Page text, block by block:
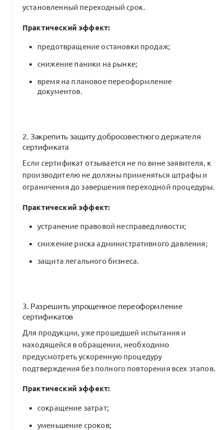
установленный переходный срок.
Практический эффект:
предотвращение остановки продаж;
снижение паники на рынке;
время на плановое переоформление
документов.
2. Закрепить защиту добросовестного держателя
сертификата
Если сертификат отзывается не по вине заявителя, к
производителю не должны применяться штрафы и
ограничения до завершения переходной процедуры.
Практический эффект:
устранение правовой несправедливости;
снижение риска административного давления;
защита легального бизнеса.
3. Разрешить упрощенное переоформление
сертификатов
Для продукции, уже прошедшей испытания и
находящейся в обращении, необходимо
предусмотреть ускоренную процедуру
подтверждения без полного повторения всех этапов.
Практический эффект:
сокращение затрат;
уменьшение сроков;